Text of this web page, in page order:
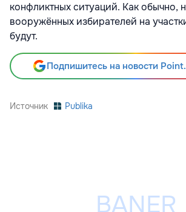
конфликтных ситуаций. Как обычно,
вооружённых избирателей на
будут.
Подпишитесь на новости
Источник Publika